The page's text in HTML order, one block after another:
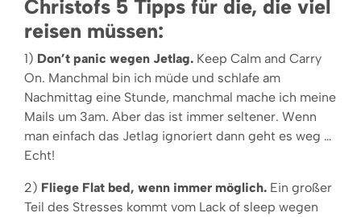
Christofs 5 Tipps für die, die viel
reisen müssen:
1) Don’t panic wegen Jetlag. Keep Calm and Carry
On. Manchmal bin ich müde und schlafe am
Nachmittag eine Stunde, manchmal mache ich meine
Mails um 3am. Aber das ist immer seltener. Wenn
man einfach das Jetlag ignoriert dann geht es weg …
Echt!
2) Fliege Flat bed, wenn immer möglich. Ein großer
Teil des Stresses kommt vom Lack of sleep wegen